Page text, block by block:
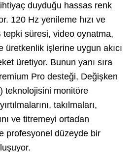
ihtiyaç duyduğu hassas renk
120 Hz yenileme hızı ve
süresi, video oynatma,
üretkenlik işlerine uygun akıcı
üretiyor. Bunun yanı sıra
Pro desteği, Değişken
teknolojisini monitöre
takılmaları,
ve titremeyi ortadan
profesyonel düzeyde bir